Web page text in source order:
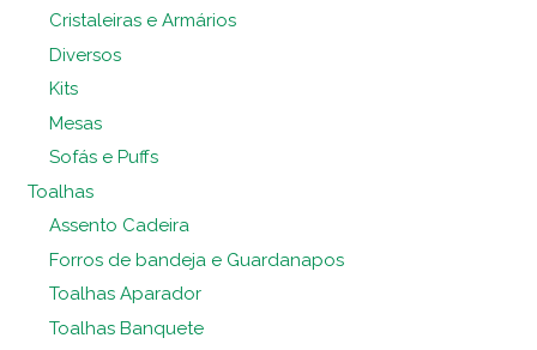
Cristaleiras e Armários
Diversos
Kits
Mesas
Sofás e Puffs
Toalhas
Assento Cadeira
Forros de bandeja e Guardanapos
Toalhas Aparador
Toalhas Banquete